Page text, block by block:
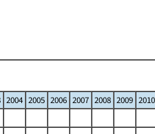
2004 2005 2006 2007 2008 2009 2010